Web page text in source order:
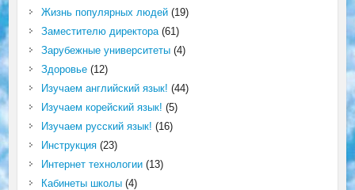
Жизнь популярных людей(19)
Заместителю директора(61)
Зарубежные университеты(4)
Здоровье(12)
Изучаем английский язык! (44)
Изучаем корейский язык! (5)
Изучаем русский язык! (16)
Инструкция(23)
Интернет технологии(13)
Кабинеты школы(4)